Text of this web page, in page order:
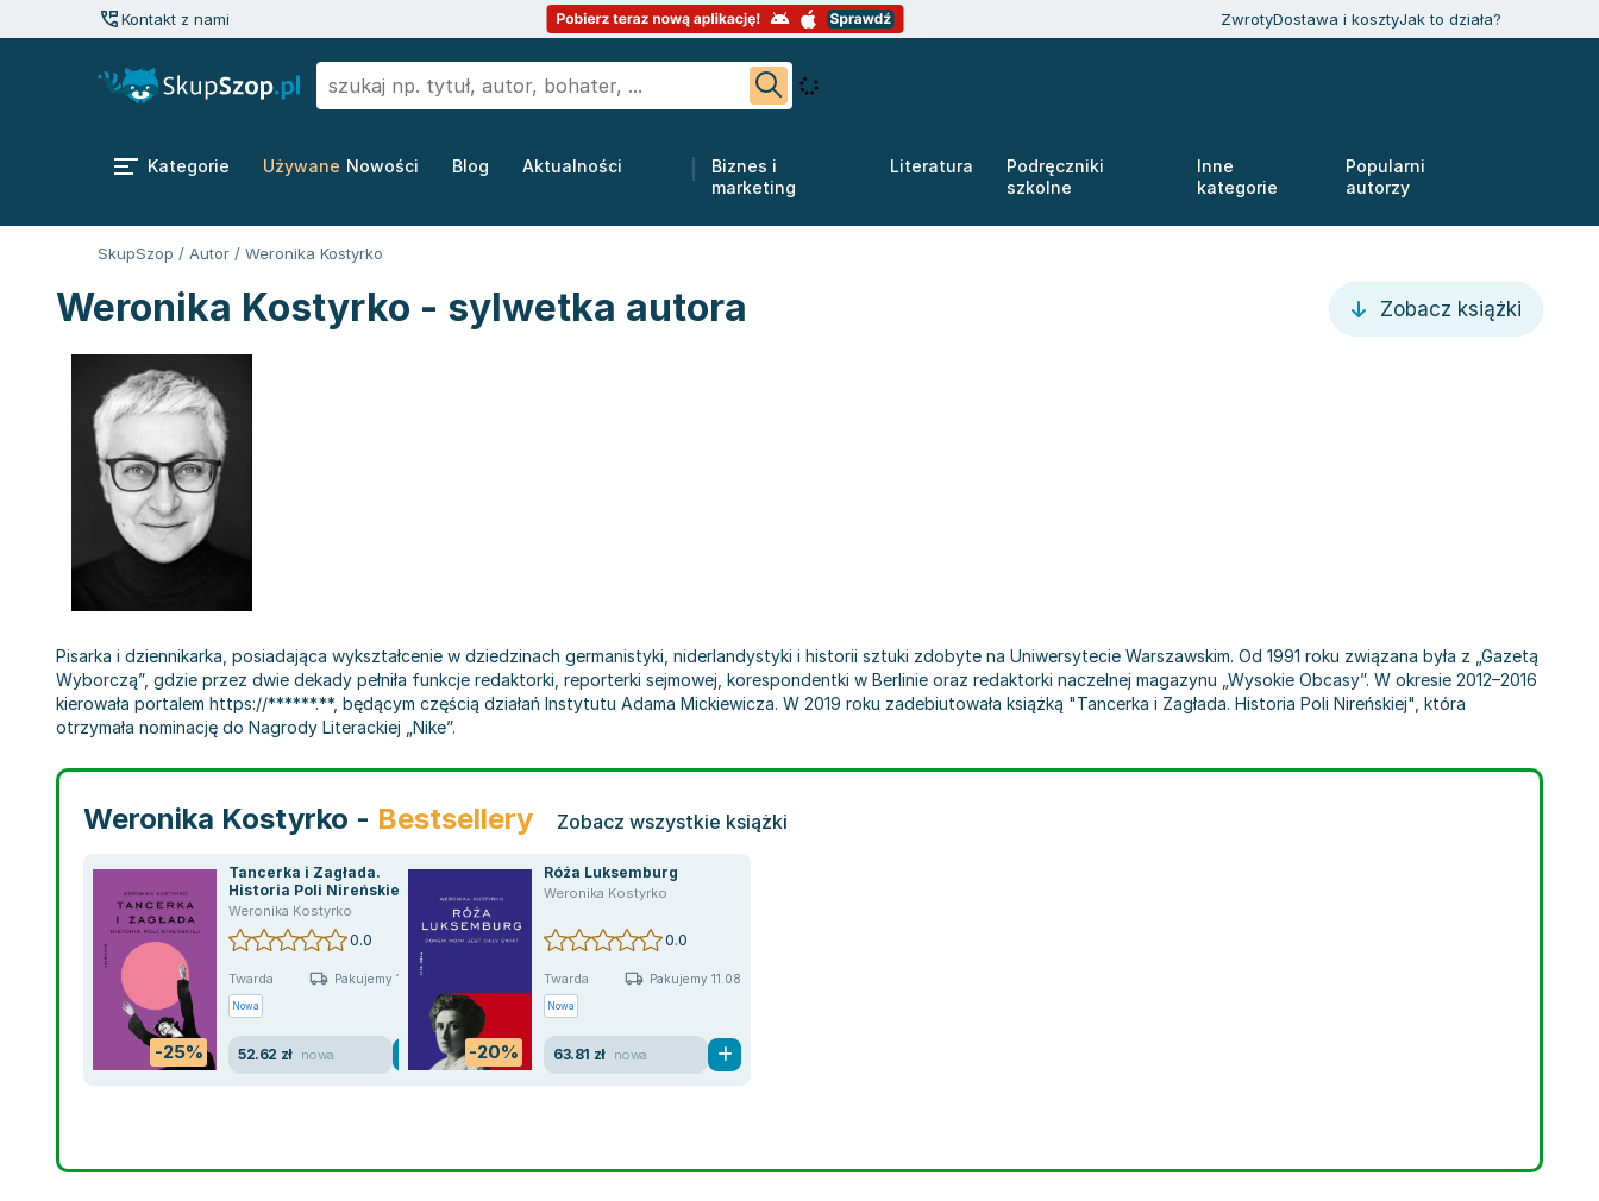
Kontakt z nami ZwrotyDostawa i kosztyJak to działa?
Kategorie Używane Nowości Blog Aktualności
Biznes i
marketing
Literatura
Podręczniki
szkolne
Inne
kategorie
Popularni
autorzy
SkupSzop / Autor / Weronika Kostyrko
Weronika Kostyrko - sylwetka autora Zobacz książki
Pisarka i dziennikarka, posiadająca wykształcenie w dziedzinach germanistyki, niderlandystyki i historii sztuki zdobyte na Uniwersytecie Warszawskim. Od 1991 roku związana była z „Gazetą
Wyborczą”, gdzie przez dwie dekady pełniła funkcje redaktorki, reporterki sejmowej, korespondentki w Berlinie oraz redaktorki naczelnej magazynu „Wysokie Obcasy”. W okresie 2012–2016
kierowała portalem https://******.**, będącym częścią działań Instytutu Adama Mickiewicza. W 2019 roku zadebiutowała książką "Tancerka i Zagłada. Historia Poli Nireńskiej", która
otrzymała nominację do Nagrody Literackiej „Nike”.
Weronika Kostyrko - Bestsellery Zobacz wszystkie książki
-25%
Tancerka i Zagłada.
Historia Poli Nireńskiej
Weronika Kostyrko
0.0
Twarda Pakujemy 11.08
Nowa
52.62 zł nowa -20%
Róża Luksemburg
Weronika Kostyrko
0.0
Twarda Pakujemy 11.08
Nowa
63.81 zł nowa